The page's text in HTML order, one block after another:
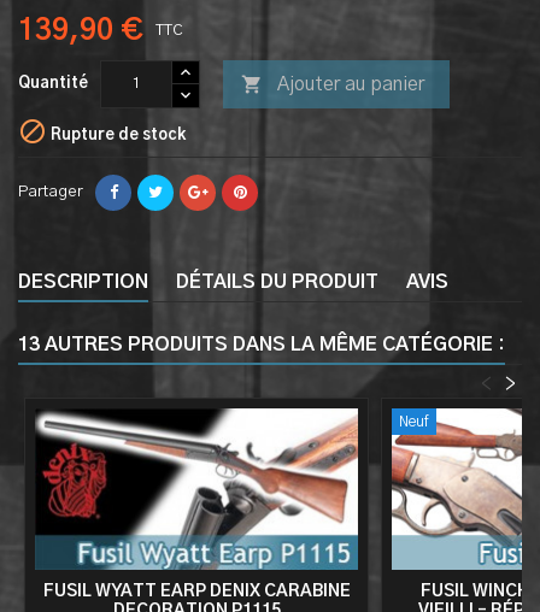
139,90 € TTC
Quantité  Ajouter au panier
 Rupture de stock
Partager
DESCRIPTION DÉTAILS DU PRODUIT AVIS
13 AUTRES PRODUITS DANS LA MÊME CATÉGORIE :
>
<
FUSIL WYATT EARP DENIX CARABINE
Neuf
FUSIL